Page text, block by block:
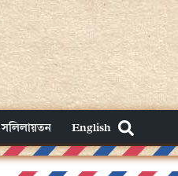
সলিলায়তন English